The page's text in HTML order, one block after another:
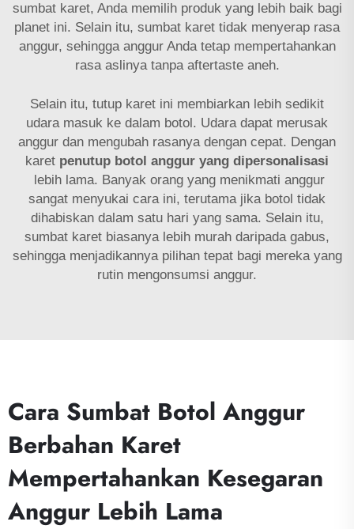
sumbat karet, Anda memilih produk yang lebih baik bagi
planet ini. Selain itu, sumbat karet tidak menyerap rasa
anggur, sehingga anggur Anda tetap mempertahankan
rasa aslinya tanpa aftertaste aneh.
Selain itu, tutup karet ini membiarkan lebih sedikit
udara masuk ke dalam botol. Udara dapat merusak
anggur dan mengubah rasanya dengan cepat. Dengan
karet penutup botol anggur yang dipersonalisasi
lebih lama. Banyak orang yang menikmati anggur
sangat menyukai cara ini, terutama jika botol tidak
dihabiskan dalam satu hari yang sama. Selain itu,
sumbat karet biasanya lebih murah daripada gabus,
sehingga menjadikannya pilihan tepat bagi mereka yang
rutin mengonsumsi anggur.
Cara Sumbat Botol Anggur
Berbahan Karet
Mempertahankan Kesegaran
Anggur Lebih Lama